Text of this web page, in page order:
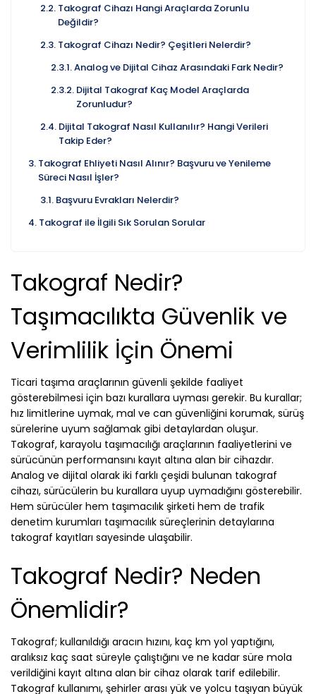
Takograf Cihazı Hangi Araçlarda Zorunlu
Değildir?
Takograf Cihazı Nedir? Çeşitleri Nelerdir?
Analog ve Dijital Cihaz Arasındaki Fark Nedir?
Dijital Takograf Kaç Model Araçlarda
Zorunludur?
Dijital Takograf Nasıl Kullanılır? Hangi Verileri
Takip Eder?
Takograf Ehliyeti Nasıl Alınır? Başvuru ve Yenileme
Süreci Nasıl İşler?
Başvuru Evrakları Nelerdir?
Takograf ile İlgili Sık Sorulan Sorular
Takograf Nedir?
Taşımacılıkta Güvenlik ve
Verimlilik İçin Önemi
Ticari taşıma araçlarının güvenli şekilde faaliyet
gösterebilmesi için bazı kurallara uyması gerekir. Bu kurallar;
hız limitlerine uymak, mal ve can güvenliğini korumak, sürüş
sürelerine uyum sağlamak gibi detaylardan oluşur.
Takograf, karayolu taşımacılığı araçlarının faaliyetlerini ve
sürücünün performansını kayıt altına alan bir cihazdır.
Analog ve dijital olarak iki farklı çeşidi bulunan takograf
cihazı, sürücülerin bu kurallara uyup uymadığını gösterebilir.
Hem sürücüler hem taşımacılık şirketi hem de trafik
denetim kurumları taşımacılık süreçlerinin detaylarına
takograf kayıtları sayesinde ulaşabilir.
Takograf Nedir? Neden
Önemlidir?
Takograf; kullanıldığı aracın hızını, kaç km yol yaptığını,
aralıksız kaç saat süreyle çalıştığını ve ne kadar süre mola
verildiğini kayıt altına alan bir cihaz olarak tarif edilebilir.
Takograf kullanımı, şehirler arası yük ve yolcu taşıyan büyük